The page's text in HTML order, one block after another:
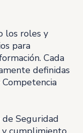
los roles y
para
Cada
definidas
Seguridad